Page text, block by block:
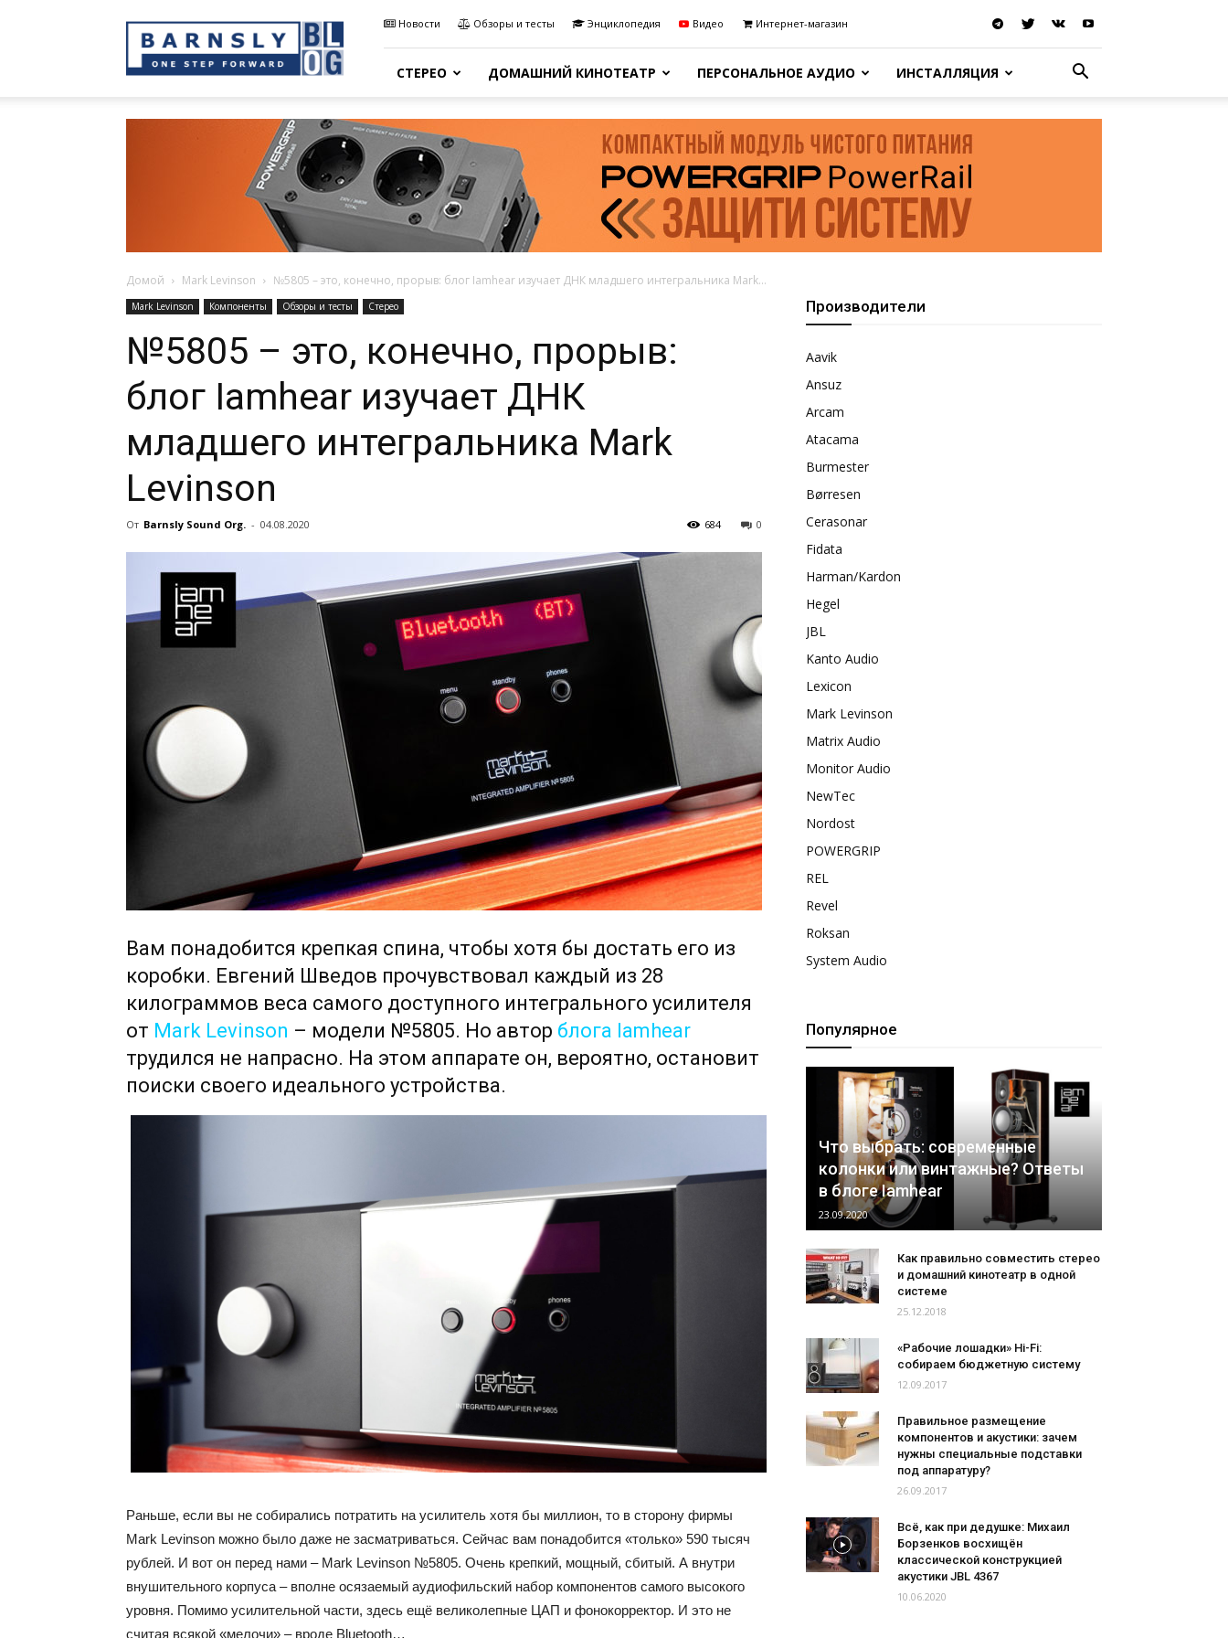
Sound
Blog
Новости Обзоры и тесты Энциклопедия Видео Интернет-магазин
СТЕРЕО ДОМАШНИЙ КИНОТЕАТР ПЕРСОНАЛЬНОЕ АУДИО ИНСТАЛЛЯЦИЯ
Домой Mark Levinson №5805 – это, конечно, прорыв: блог Iamhear изучает ДНК младшего интегральника Mark...
Mark Levinson Компоненты Обзоры и тесты Стерео
№5805 – это, конечно, прорыв:
блог Iamhear изучает ДНК
младшего интегральника Mark
Levinson
От Barnsly Sound Org. - 04.08.2020 0
684
Вам понадобится крепкая спина, чтобы хотя бы достать его из
коробки. Евгений Шведов прочувствовал каждый из 28
килограммов веса самого доступного интегрального усилителя
от Mark Levinson – модели №5805. Но автор блога Iamhear
трудился не напрасно. На этом аппарате он, вероятно, остановит
поиски своего идеального устройства.
Раньше, если вы не собирались потратить на усилитель хотя бы миллион, то в сторону фирмы
Mark Levinson можно было даже не засматриваться. Сейчас вам понадобится «только» 590 тысяч
рублей. И вот он перед нами – Mark Levinson №5805. Очень крепкий, мощный, сбитый. А внутри
внушительного корпуса – вполне осязаемый аудиофильский набор компонентов самого высокого
уровня. Помимо усилительной части, здесь ещё великолепные ЦАП и фонокорректор. И это не
считая всякой «мелочи» – вроде Bluetooth…
Производители
Aavik
Ansuz
Arcam
Atacama
Burmester
Børresen
Cerasonar
Fidata
Harman/Kardon
Hegel
JBL
Kanto Audio
Lexicon
Mark Levinson
Matrix Audio
Monitor Audio
NewTec
Nordost
POWERGRIP
REL
Revel
Roksan
System Audio
Популярное
Что выбрать: современные
колонки или винтажные? Ответы
в блоге Iamhear
23.09.2020
Как правильно совместить стерео
и домашний кинотеатр в одной
системе
25.12.2018
«Рабочие лошадки» Hi-Fi:
собираем бюджетную систему
12.09.2017
Правильное размещение
компонентов и акустики: зачем
нужны специальные подставки
под аппаратуру?
26.09.2017
Всё, как при дедушке: Михаил
Борзенков восхищён
классической конструкцией
акустики JBL 4367
10.06.2020